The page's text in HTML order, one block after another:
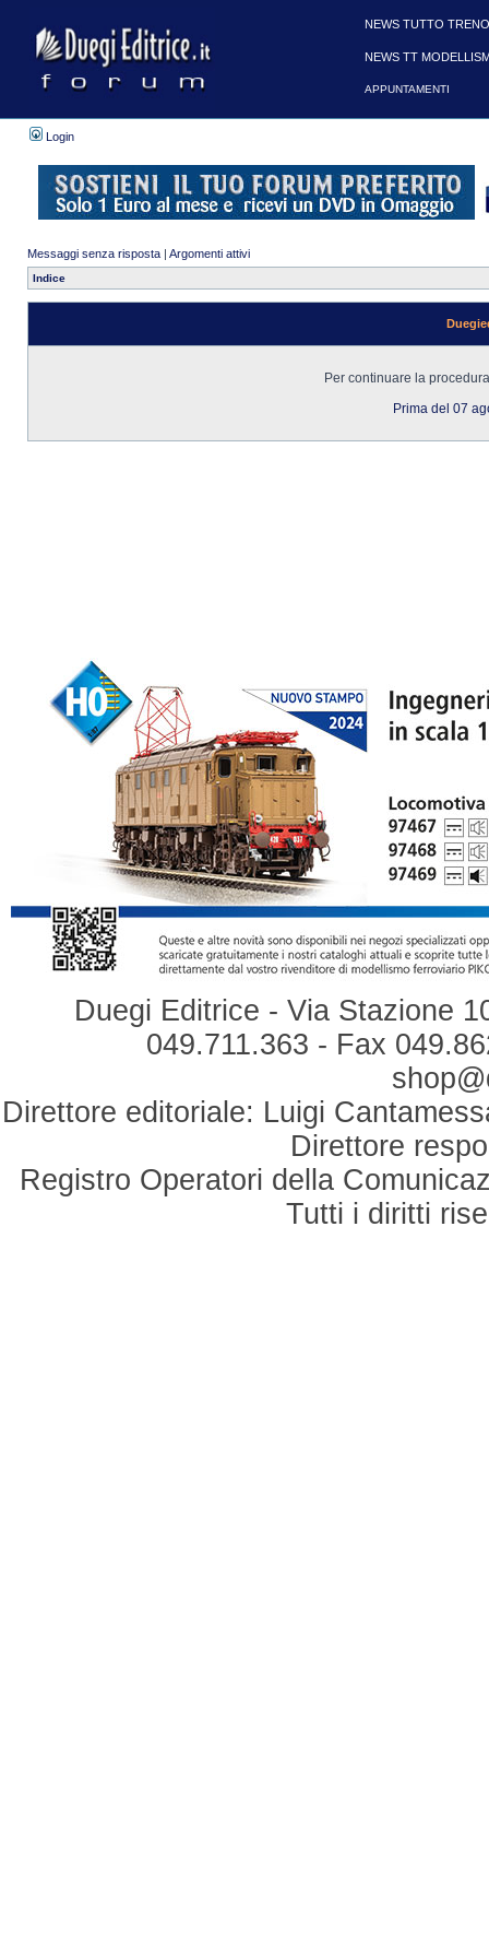
Login
Messaggi senza risposta | Argomenti attivi
Indice
Per continuare la
Prima del 07
Duegi Editrice - Via Stazione
049.711.363 - Fax
Direttore editoriale: Luigi
Direttore
Registro Operatori della
Tutti i diritti
NEWS TUTTO
NEWS TT
APPUNTAMENTI